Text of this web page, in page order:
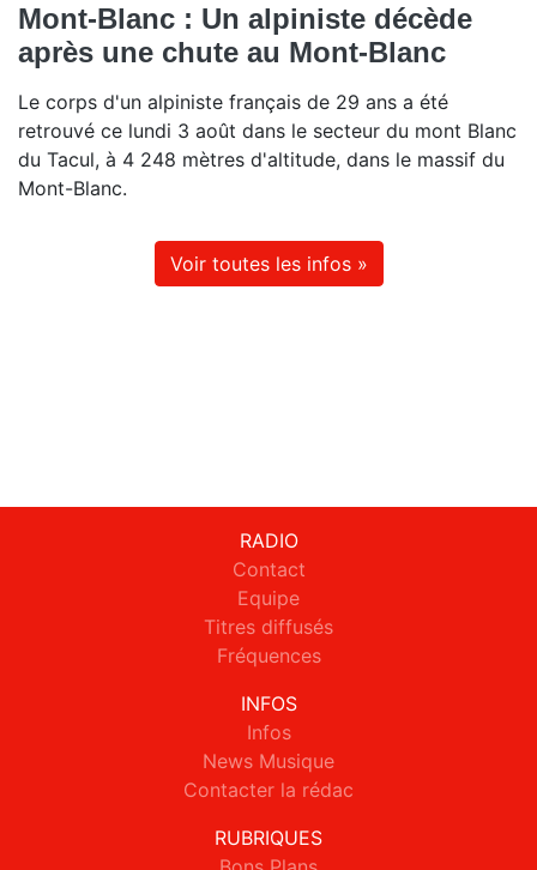
Mont-Blanc : Un alpiniste décède
après une chute au Mont-Blanc
Le corps d'un alpiniste français de 29 ans a été
retrouvé ce lundi 3 août dans le secteur du mont Blanc
du Tacul, à 4 248 mètres d'altitude, dans le massif du
Mont-Blanc.
Voir toutes les infos »
RADIO
Contact
Equipe
Titres diffusés
Fréquences
INFOS
Infos
News Musique
Contacter la rédac
RUBRIQUES